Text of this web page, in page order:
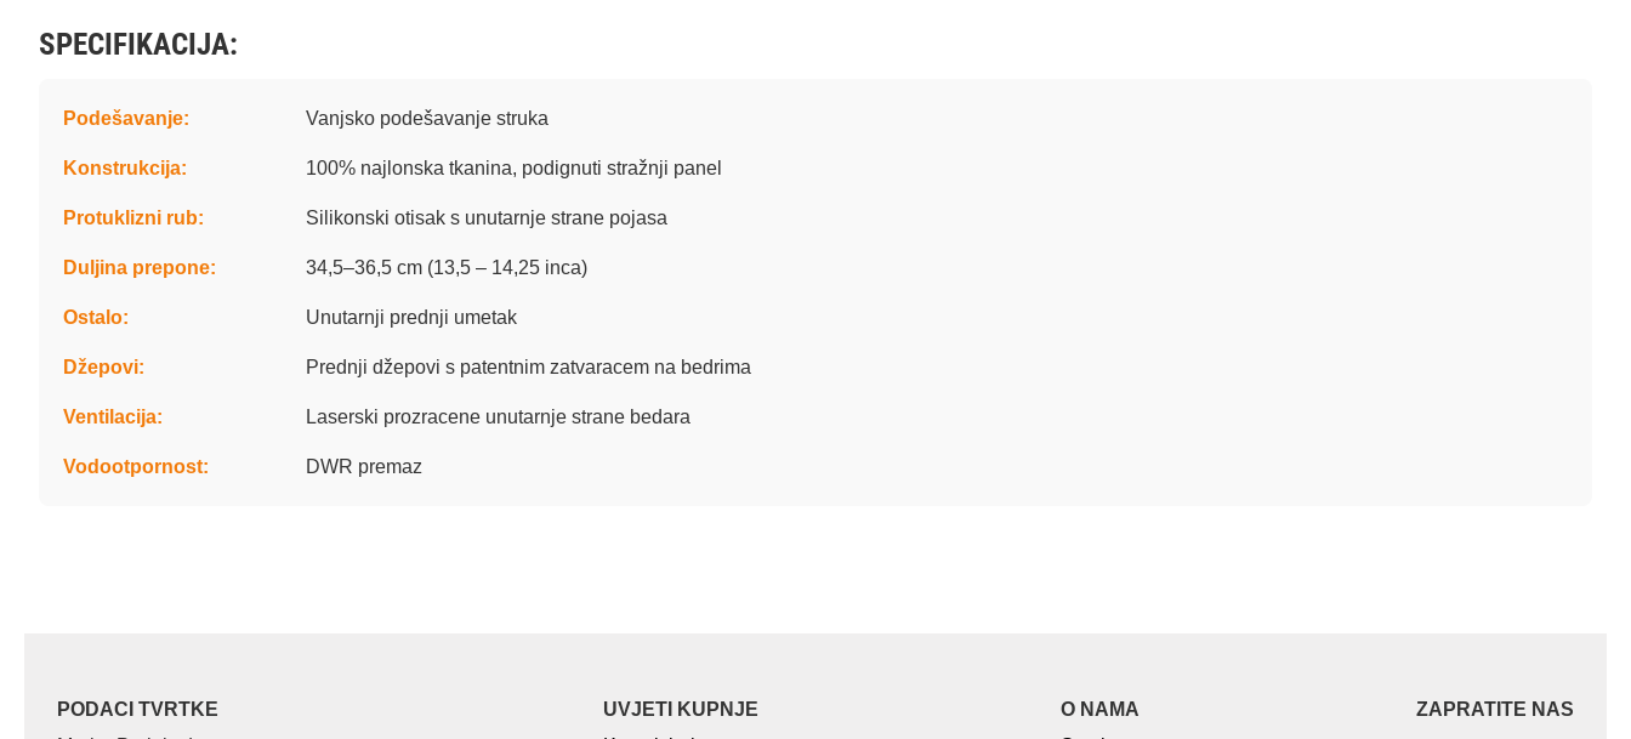
SPECIFIKACIJA:
Podešavanje: Vanjsko podešavanje struka
Konstrukcija: 100% najlonska tkanina, podignuti stražnji panel
Protuklizni rub: Silikonski otisak s unutarnje strane pojasa
Duljina prepone: 34,5–36,5 cm (13,5 – 14,25 inca)
Ostalo: Unutarnji prednji umetak
Džepovi: Prednji džepovi s patentnim zatvaracem na bedrima
Ventilacija: Laserski prozracene unutarnje strane bedara
Vodootpornost: DWR premaz
PODACI TVRTKE
UVJETI KUPNJE
O NAMA
ZAPRATITE NAS